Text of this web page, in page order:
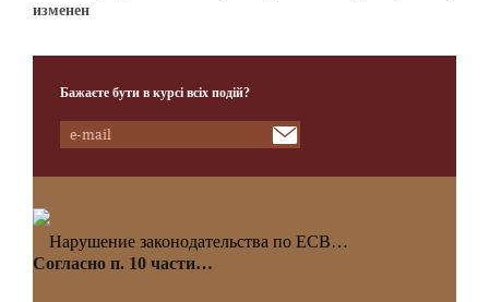
изменен
Бажаєте бути в курсі всіх подій?
Нарушение законодательства по ЕСВ…
Согласно п. 10 части…